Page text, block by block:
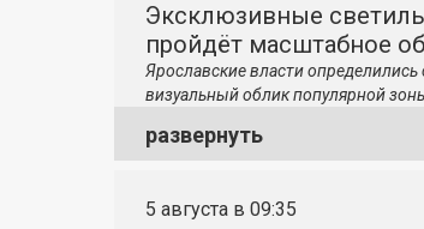
Эксклюзивные
пройдёт масштабное
Ярославские власти
визуальный облик популярной
развернуть
5 августа в 09:35